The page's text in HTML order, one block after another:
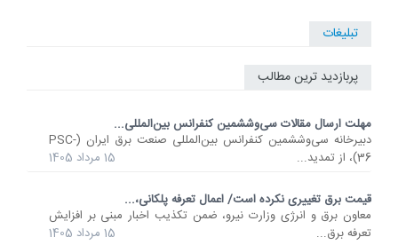
تبلیغات
پربازدید ترین مطالب
مهلت ارسال مقالات سی‌وششمین کنفرانس بین‌المللی...
دبیرخانه سی‌وششمین کنفرانس بین‌المللی صنعت برق ایران (PSC-
36)، از تمدید...
15 مرداد 1405
قیمت برق تغییری نکرده است/ اعمال تعرفه پلکانی،...
معاون برق و انرژی وزارت نیرو، ضمن تکذیب اخبار مبنی بر افزایش
تعرفه برق...
15 مرداد 1405